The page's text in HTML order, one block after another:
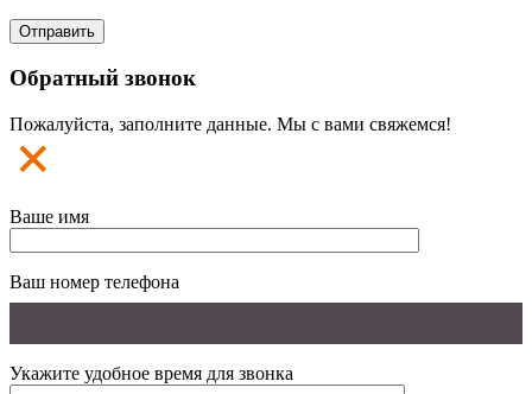
Обратный звонок
Пожалуйста, заполните данные. Мы с вами свяжемся!
Ваше имя
Ваш номер телефона
Укажите удобное время для звонка